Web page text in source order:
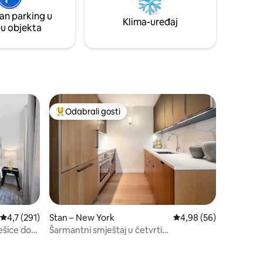
Seki i
neće odgovarati svima, no mnogi gosti
smatraju da su prostor i lokacija itekako
parking u
objekta
Klima-uređaj
Prosječna ocjena: 4,7/5, recenzija: 291
4,7 (291)
do
Među najviše rangiranima s oznakom „Odabrali gosti”
Odabrali gosti
Stan – New York Prosječna ocjena:
4,98 (56)
Šarmantni smještaj u četvrti